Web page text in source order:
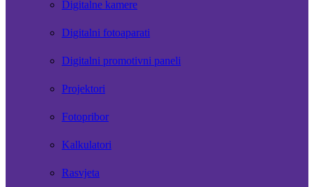
Digitalne kamere
Digitalni fotoaparati
Digitalni promotivni paneli
Projektori
Fotopribor
Kalkulatori
Rasvjeta